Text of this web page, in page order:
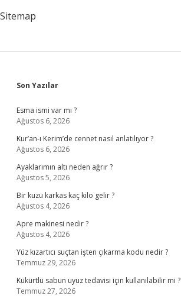
Sitemap
Sidebar
Son Yazılar
Esma ismi var mı ?
Ağustos 6, 2026
Kur’an-ı Kerim’de cennet nasıl anlatılıyor ?
Ağustos 6, 2026
Ayaklarımın altı neden ağrır ?
Ağustos 5, 2026
Bir kuzu karkas kaç kilo gelir ?
Ağustos 4, 2026
Apre makinesi nedir ?
Ağustos 4, 2026
Yüz kızartıcı suçtan işten çıkarma kodu nedir ?
Temmuz 29, 2026
Kükürtlü sabun uyuz tedavisi için kullanılabilir mi ?
Temmuz 27, 2026